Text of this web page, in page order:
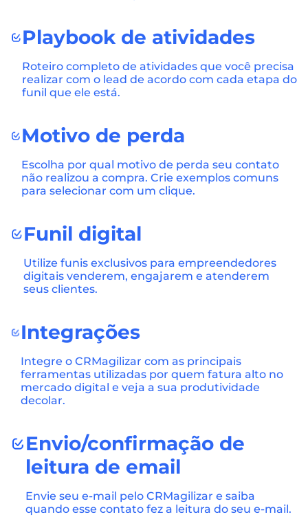
Playbook de atividades
Roteiro completo de atividades que você precisa
realizar com o lead de acordo com cada etapa do
funil que ele está.
Motivo de perda
Escolha por qual motivo de perda seu contato
não realizou a compra. Crie exemplos comuns
para selecionar com um clique.
Funil digital
Utilize funis exclusivos para empreendedores
digitais venderem, engajarem e atenderem
seus clientes.
Integrações
Integre o CRMagilizar com as principais
ferramentas utilizadas por quem fatura alto no
mercado digital e veja a sua produtividade
decolar.
Envio/confirmação de
leitura de email
Envie seu e-mail pelo CRMagilizar e saiba
quando esse contato fez a leitura do seu e-mail.